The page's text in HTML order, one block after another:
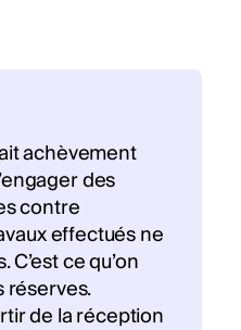
achèvement
des
contre
effectués ne
ce qu’on
réserves.
de la réception